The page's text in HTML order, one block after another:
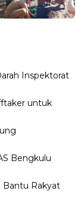
Inspektorat
untuk
Bengkulu
Bantu Rakyat